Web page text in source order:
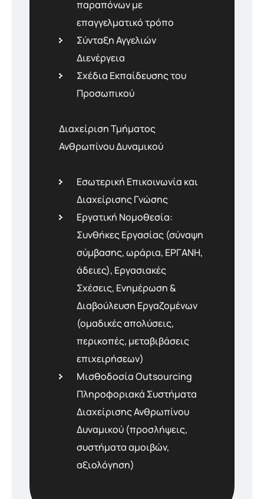
παραπόνων με
επαγγελματικό τρόπο
Σύνταξη Αγγελιών
Διενέργεια
Σχέδια Εκπαίδευσης του
Προσωπικού
Διαχείριση Τμήματος
Ανθρωπίνου Δυναμικού
Εσωτερική Επικοινωνία και
Διαχείρισης Γνώσης
Εργατική Νομοθεσία:
Συνθήκες Εργασίας (σύναψη
σύμβασης, ωράρια, ΕΡΓΑΝΗ,
άδειες), Εργασιακές
Σχέσεις, Ενημέρωση &
Διαβούλευση Εργαζομένων
(ομαδικές απολύσεις,
περικοπές, μεταβιβάσεις
επιχειρήσεων)
Μισθοδοσία Outsourcing
Πληροφοριακά Συστήματα
Διαχείρισης Ανθρωπίνου
Δυναμικού (προσλήψεις,
συστήματα αμοιβών,
αξιολόγηση)